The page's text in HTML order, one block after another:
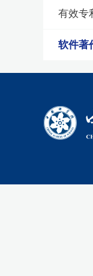
有效专
软件著